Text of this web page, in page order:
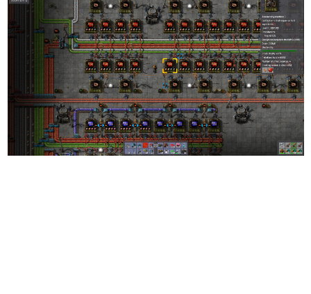
なんでゲームは面白い？
ゲーム開発者・hamatsu氏がゲームの魅力を画面や操作の
具体的な形から解き明かしていく、硬派で骨太な評論連載
です。
ゲームが変えた日本語
「経験値」「裏技」「ラスボス」… ゲームにまつわる言葉
の起源や用法の変遷を、コンピューター文化史研究家・タ
イニーP氏が徹底調査。
カテゴリ